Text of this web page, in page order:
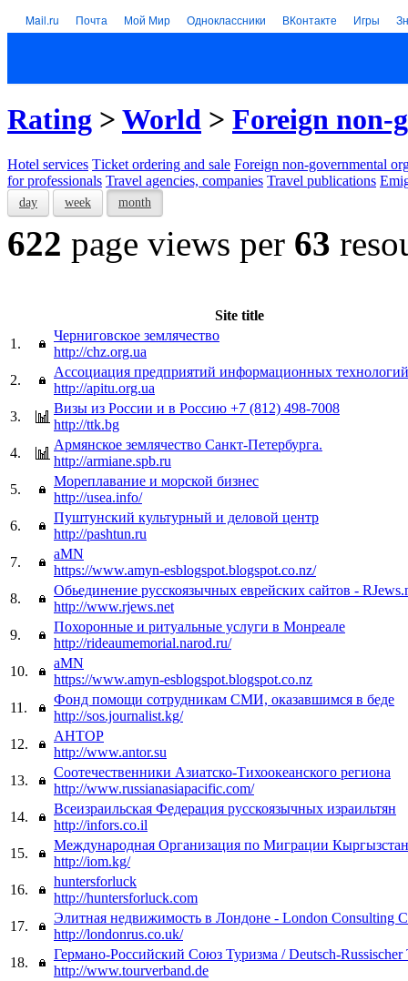
Mail.ru Почта Мой Мир Одноклассники ВКонтакте Игры
Rating > World > Foreign non-
Hotel services Тicket ordering and sale Foreign non-governmental
for professionals Travel agencies, companies Travel publications
day week month
622 page views per 63
Site title
1.
Черниговское землячество
http://chz.org.ua
2.
Ассоциация предприятий информационных
http://apitu.org.ua
3.
Визы из России и в Россию +7 (812) 498-7008
http://ttk.bg
4.
Армянское землячество Санкт-Петербурга.
http://armiane.spb.ru
5.
Мореплавание и морской бизнес
http://usea.info/
6.
Пуштунский культурный и деловой центр
http://pashtun.ru
7.
aMN
https://www.amyn-esblogspot.blogspot.co.nz/
8.
Обьединение русскоязычных еврейских сайтов -
http://www.rjews.net
9.
Похоронные и ритуальные услуги в Монреале
http://rideaumemorial.narod.ru/
10.
aMN
https://www.amyn-esblogspot.blogspot.co.nz
11.
Фонд помощи сотрудникам СМИ, оказавшимся в беде
http://sos.journalist.kg/
12.
АНТОР
http://www.antor.su
13.
Соотечественники Азиатско-Тихоокеанского региона
http://www.russianasiapacific.com/
14.
Всеизраильская Федерация русскоязычных израильтян
http://infors.co.il
15.
Международная Организация по Миграции Кыргызстан
http://iom.kg/
16.
huntersforluck
http://huntersforluck.com
17.
Элитная недвижимость в Лондоне - London Consulting
http://londonrus.co.uk/
18.
Германо-Российский Союз Туризма / Deutsch-Russischer
http://www.tourverband.de